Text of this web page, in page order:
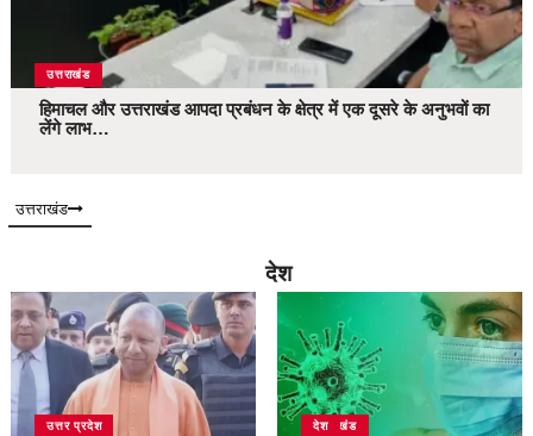
उत्तराखंड
हिमाचल और उत्तराखंड आपदा प्रबंधन के क्षेत्र में एक दूसरे के अनुभवों का
लेंगे लाभ…
उत्तराखंड
देश
उत्तर प्रदेश उत्तराखंड
देश